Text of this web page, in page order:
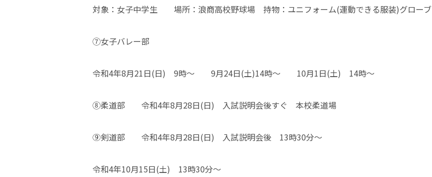
対象：女子中学生 場所：浪商高校野球場 持物：ユニフォーム(運動できる服装)グローブ
⑦女子バレー部
令和4年8月21日(日) 9時～ 9月24日(土)14時～ 10月1日(土) 14時～
⑧柔道部 令和4年8月28日(日) 入試説明会後すぐ 本校柔道場
⑨剣道部 令和4年8月28日(日) 入試説明会後 13時30分～
令和4年10月15日(土) 13時30分～